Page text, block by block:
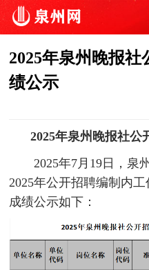
2025年泉州晚报
绩公示
2025年泉州晚报社公
2025年7月19日，泉
2025年公开招聘编制内
成绩公示如下：